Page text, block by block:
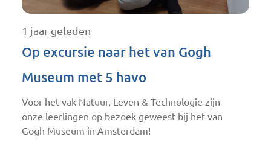
1 jaar geleden
Op excursie naar het van Gogh
Museum met 5 havo
Voor het vak Natuur, Leven & Technologie zijn
onze leerlingen op bezoek geweest bij het van
Gogh Museum in Amsterdam!